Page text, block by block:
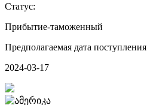
Статус:
Прибытие-таможенный
Предполагаемая дата поступления
2024-03-17